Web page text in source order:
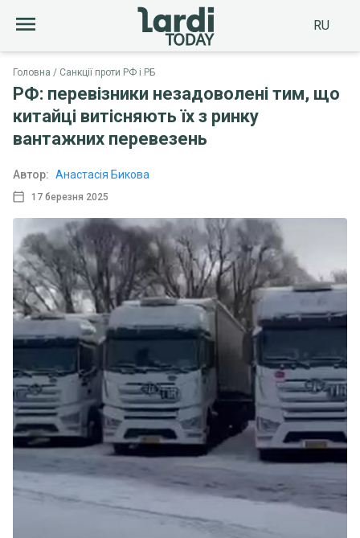
RU
Головна Санкції проти РФ і РБ
РФ: перевізники незадоволені тим, що
китайці витісняють їх з ринку
вантажних перевезень
17 березня 2025
Автор: Анастасія Бикова